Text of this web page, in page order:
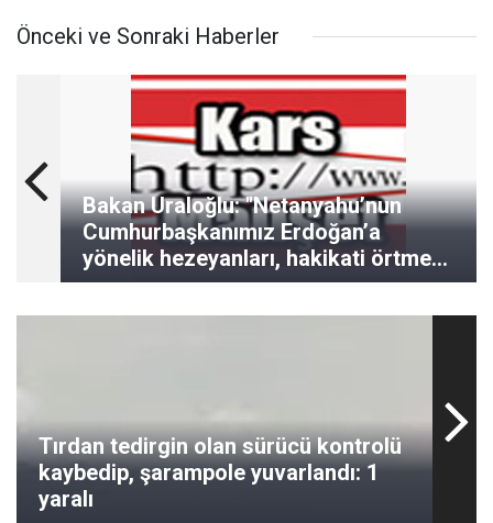
Önceki ve Sonraki Haberler
Bakan Uraloğlu: "Netanyahu’nun
Cumhurbaşkanımız Erdoğan’a
yönelik hezeyanları, hakikati örtmeye
yetmeyecektir"
Tırdan tedirgin olan sürücü kontrolü
kaybedip, şarampole yuvarlandı: 1
yaralı